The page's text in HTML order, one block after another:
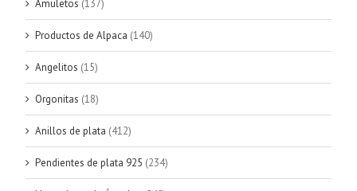
Amuletos (137)
Productos de Alpaca (140)
Angelitos (15)
Orgonitas (18)
Anillos de plata (412)
Pendientes de plata 925 (234)